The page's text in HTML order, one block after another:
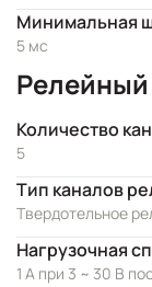
Минимальная
5 мс
Количество
5
Тип каналов
Твердотельное
Нагрузочная
1 А при 3 ~ 30 В